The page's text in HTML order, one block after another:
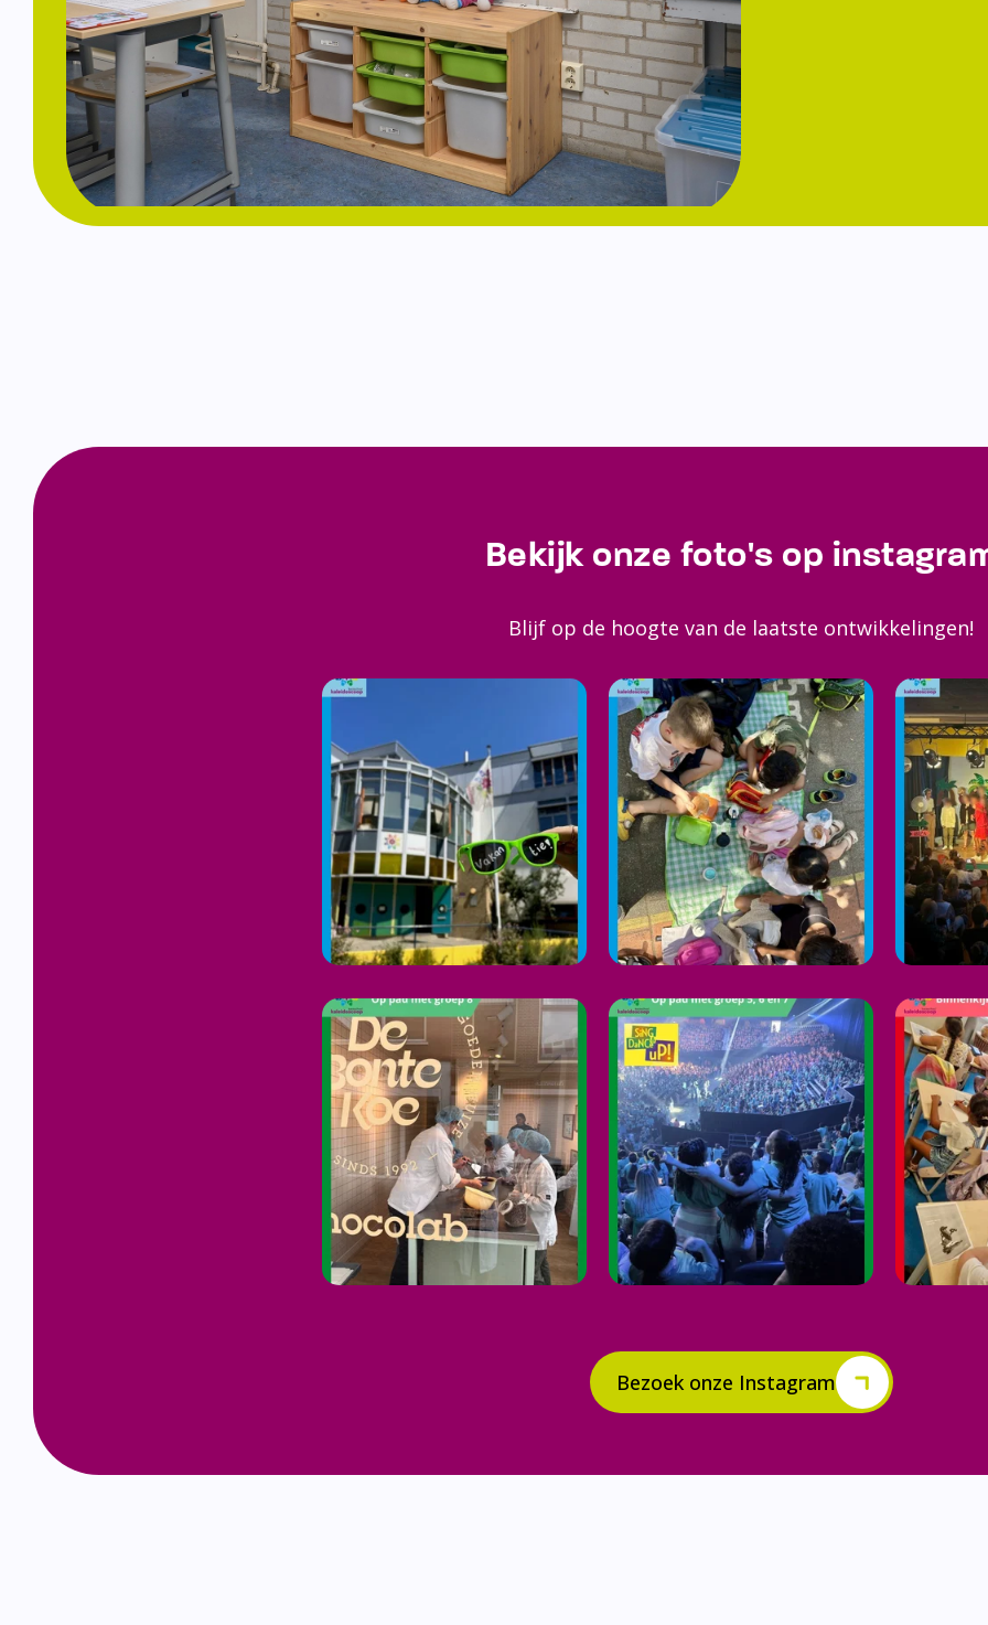
Bekijk onze foto's op
Blijf op de hoogte van de laatste ontwikkelingen!
Bezoek onze Instagram